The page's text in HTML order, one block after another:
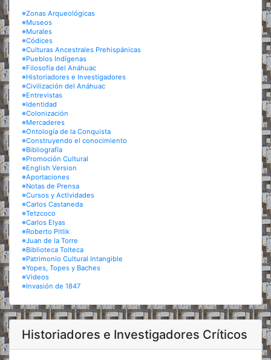
※Zonas Arqueológicas
※Museos
※Murales
※Códices
※Culturas Ancestrales Prehispánicas
※Pueblos Indígenas
※Filosofía del Anáhuac
※Historiadores e Investigadores
※Civilización del Anáhuac
※Entrevistas
※Identidad
※Colonización
※Mercaderes
※Ontología de la Conquista
※Construyendo el conocimiento
※Bibliografía
※Promoción Cultural
※English Version
※Aportaciones
※Notas de Prensa
※Cursos y Actividades
※Carlos Castaneda
※Tetzcoco
※Carlos Elyas
※Roberto Pitlik
※Juan de la Torre
※Biblioteca Tolteca
※Patrimonio Cultural Intangible
※Yopes, Topes y Baches
※Videos
※Invasión de 1847
Historiadores e Investigadores Críticos